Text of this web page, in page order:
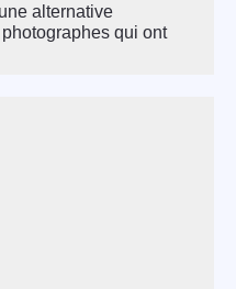
alternative
qui ont